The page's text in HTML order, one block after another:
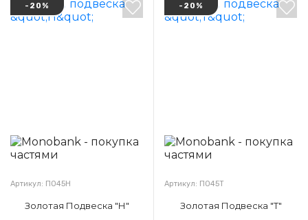
-20%
Артикул: П045Н
Золотая Подвеска "Н"
-20%
Артикул: П045Т
Золотая Подвеска "Т"